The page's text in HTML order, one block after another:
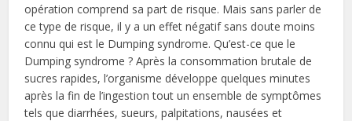
opération comprend sa part de risque. Mais sans parler de
ce type de risque, il y a un effet négatif sans doute moins
connu qui est le Dumping syndrome. Qu’est-ce que le
Dumping syndrome ? Après la consommation brutale de
sucres rapides, l’organisme développe quelques minutes
après la fin de l’ingestion tout un ensemble de symptômes
tels que diarrhées, sueurs, palpitations, nausées et